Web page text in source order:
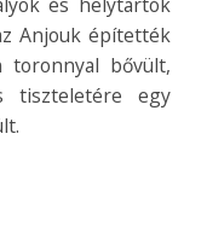
Anjouk építették
toronnyal bővült,
tiszteletére egy